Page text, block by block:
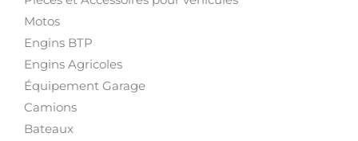
Motos
Engins BTP
Engins Agricoles
Équipement Garage
Camions
Bateaux